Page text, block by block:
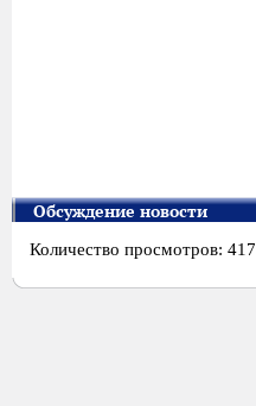
Обсуждение новости
Количество просмотров: 417